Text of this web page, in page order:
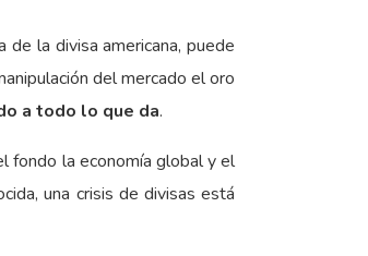
la divisa americana, puede
del mercado el oro
a todo lo que da.
fondo la economía global y el
una crisis de divisas está